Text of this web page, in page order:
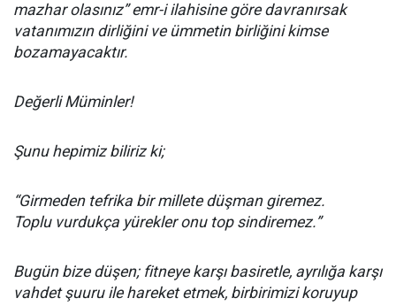
mazhar olasınız” emr-i ilahisine göre davranırsak
vatanımızın dirliğini ve ümmetin birliğini kimse
bozamayacaktır.
Değerli Müminler!
Şunu hepimiz biliriz ki;
“Girmeden tefrika bir millete düşman giremez.
Toplu vurdukça yürekler onu top sindiremez.”
Bugün bize düşen; fitneye karşı basiretle, ayrılığa karşı
vahdet şuuru ile hareket etmek, birbirimizi koruyup